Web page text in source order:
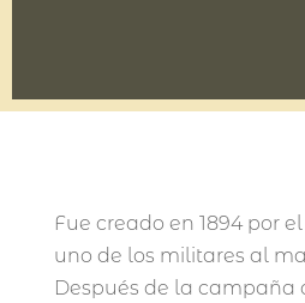
Fue creado en 1894 por
uno de los militares al
Después de la campaña